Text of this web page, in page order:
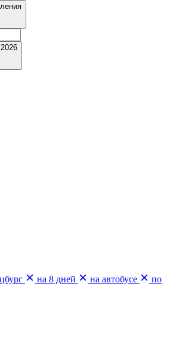
на 8 дней на автобусе
по